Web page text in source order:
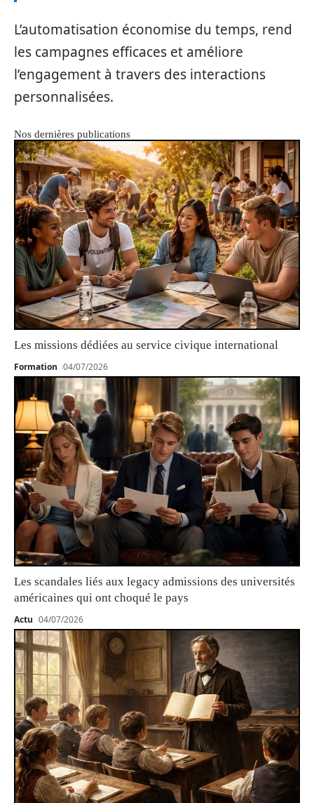
L’automatisation économise du temps, rend
les campagnes efficaces et améliore
l’engagement à travers des interactions
personnalisées.
Nos dernières publications
Les missions dédiées au service civique international
Formation 04/07/2026
Les scandales liés aux legacy admissions des universités
américaines qui ont choqué le pays
Actu 04/07/2026